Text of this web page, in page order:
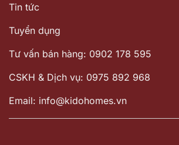
Tin tức
Tuyển dụng
Tư vấn bán hàng: 0902 178 595
CSKH & Dịch vụ: 0975 892 968
Email: info@kidohomes.vn